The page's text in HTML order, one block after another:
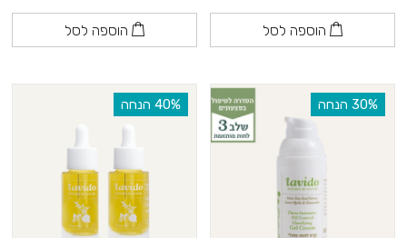
הוספה לסל הוספה לסל
‫30% הנחה ‫40% הנחה